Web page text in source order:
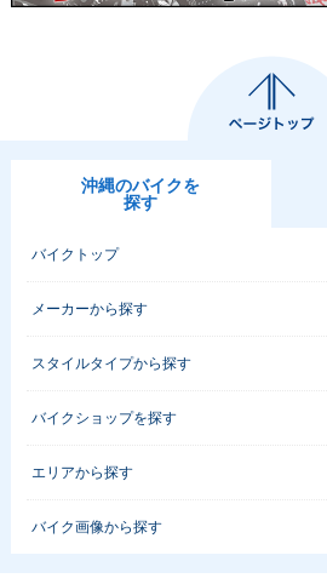
沖縄のバイクを
探す
バイクトップ
メーカーから探す
スタイルタイプから探す
バイクショップを探す
エリアから探す
バイク画像から探す